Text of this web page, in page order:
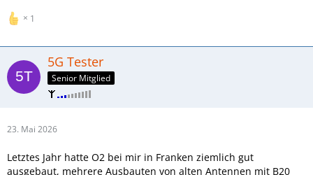
1
5G Tester
Senior Mitglied
23. Mai 2026
Letztes Jahr hatte O2 bei mir in Franken ziemlich gut
ausgebaut, mehrere Ausbauten von alten Antennen mit B20